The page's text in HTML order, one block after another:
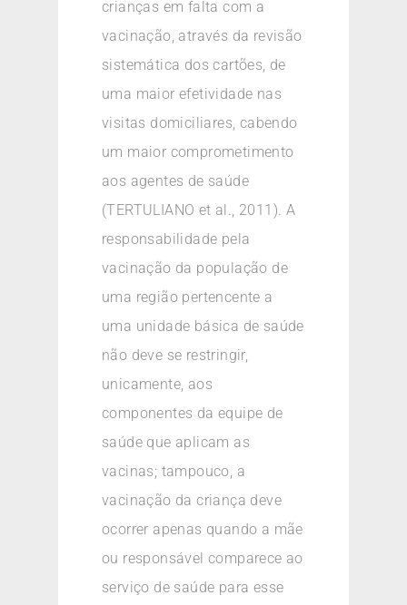
crianças em falta com a
vacinação, através da revisão
sistemática dos cartões, de
uma maior efetividade nas
visitas domiciliares, cabendo
um maior comprometimento
aos agentes de saúde
(TERTULIANO et al., 2011). A
responsabilidade pela
vacinação da população de
uma região pertencente a
uma unidade básica de saúde
não deve se restringir,
unicamente, aos
componentes da equipe de
saúde que aplicam as
vacinas; tampouco, a
vacinação da criança deve
ocorrer apenas quando a mãe
ou responsável comparece ao
serviço de saúde para esse